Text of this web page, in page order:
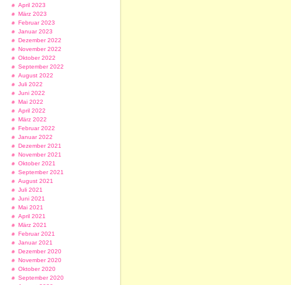
April 2023
März 2023
Februar 2023
Januar 2023
Dezember 2022
November 2022
Oktober 2022
September 2022
August 2022
Juli 2022
Juni 2022
Mai 2022
April 2022
März 2022
Februar 2022
Januar 2022
Dezember 2021
November 2021
Oktober 2021
September 2021
August 2021
Juli 2021
Juni 2021
Mai 2021
April 2021
März 2021
Februar 2021
Januar 2021
Dezember 2020
November 2020
Oktober 2020
September 2020